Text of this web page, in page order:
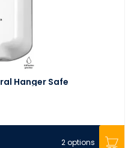
Hanger Safe
2 options